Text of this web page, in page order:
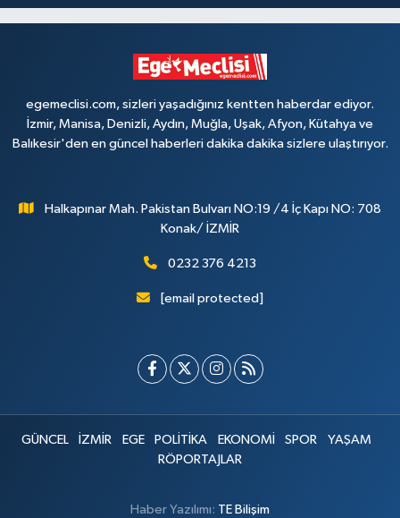
egemeclisi.com, sizleri yaşadığınız kentten haberdar ediyor.
İzmir, Manisa, Denizli, Aydın, Muğla, Uşak, Afyon, Kütahya ve
Balıkesir'den en güncel haberleri dakika dakika sizlere ulaştırıyor.
Halkapınar Mah. Pakistan Bulvarı NO:19 /4 İç Kapı NO: 708
Konak/ İZMİR
0232 376 4213
[email protected]
GÜNCEL İZMİR EGE POLİTİKA EKONOMİ SPOR
YAŞAM
RÖPORTAJLAR
Haber Yazılımı: TE Bilişim